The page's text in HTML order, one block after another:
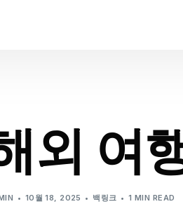
외 여
10월 18, 2025 백링크 1 MIN READ